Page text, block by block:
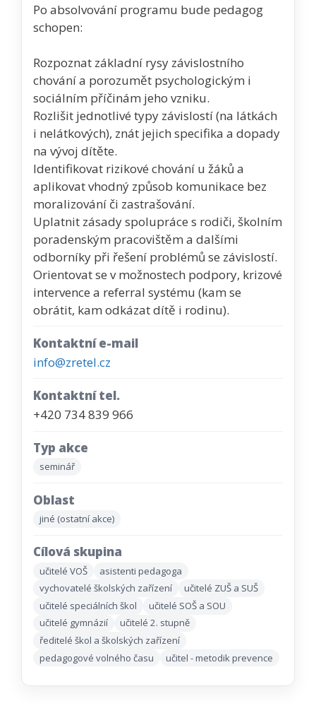
Po absolvování programu bude pedagog
schopen:
Rozpoznat základní rysy závislostního
chování a porozumět psychologickým i
sociálním příčinám jeho vzniku.
Rozlišit jednotlivé typy závislostí (na látkách
i nelátkových), znát jejich specifika a dopady
na vývoj dítěte.
Identifikovat rizikové chování u žáků a
aplikovat vhodný způsob komunikace bez
moralizování či zastrašování.
Uplatnit zásady spolupráce s rodiči, školním
poradenským pracovištěm a dalšími
odborníky při řešení problémů se závislostí.
Orientovat se v možnostech podpory, krizové
intervence a referral systému (kam se
obrátit, kam odkázat dítě i rodinu).
Kontaktní e-mail
info@zretel.cz
Kontaktní tel.
+420 734 839 966
Typ akce
seminář
Oblast
jiné (ostatní akce)
Cílová skupina
učitelé VOŠ
asistenti pedagoga
vychovatelé školských zařízení
učitelé ZUŠ a SUŠ
učitelé speciálních škol
učitelé SOŠ a SOU
učitelé gymnázií
učitelé 2. stupně
ředitelé škol a školských zařízení
pedagogové volného času
učitel - metodik prevence